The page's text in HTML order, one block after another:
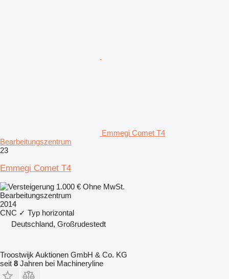
Emmegi Comet T4
Bearbeitungszentrum
23
Emmegi Comet T4
1.000 € Ohne MwSt.
Bearbeitungszentrum
2014
CNC ✓ Typ horizontal
Deutschland, Großrudestedt
Troostwijk Auktionen GmbH & Co. KG
seit 8 Jahren bei Machineryline